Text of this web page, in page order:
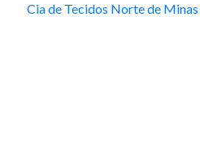
Cia de Tecidos Norte de Minas